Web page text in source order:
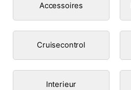
Accessoires
Cruisecontrol
Interieur